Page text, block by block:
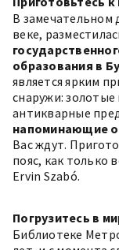
В замечательном
веке,
образования в
является ярким
снаружи:
антикварные
напоминающие
Вас ждут.
пояс, как только
Ervin Szabó.
Погрузитесь в
Библиотеке